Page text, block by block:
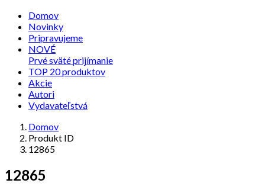
Domov
Novinky
Pripravujeme
NOVÉ
Prvé sväté prijímanie
TOP 20 produktov
Akcie
Autori
Vydavateľstvá
Domov
Produkt ID
12865
12865